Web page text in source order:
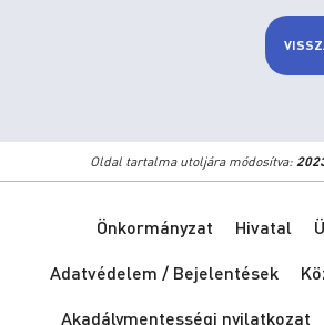
Oldal tartalma utoljára módosítva:
Önkormányzat Hivatal
Adatvédelem / Bejelentések
Akadálymentességi nyilatkozat